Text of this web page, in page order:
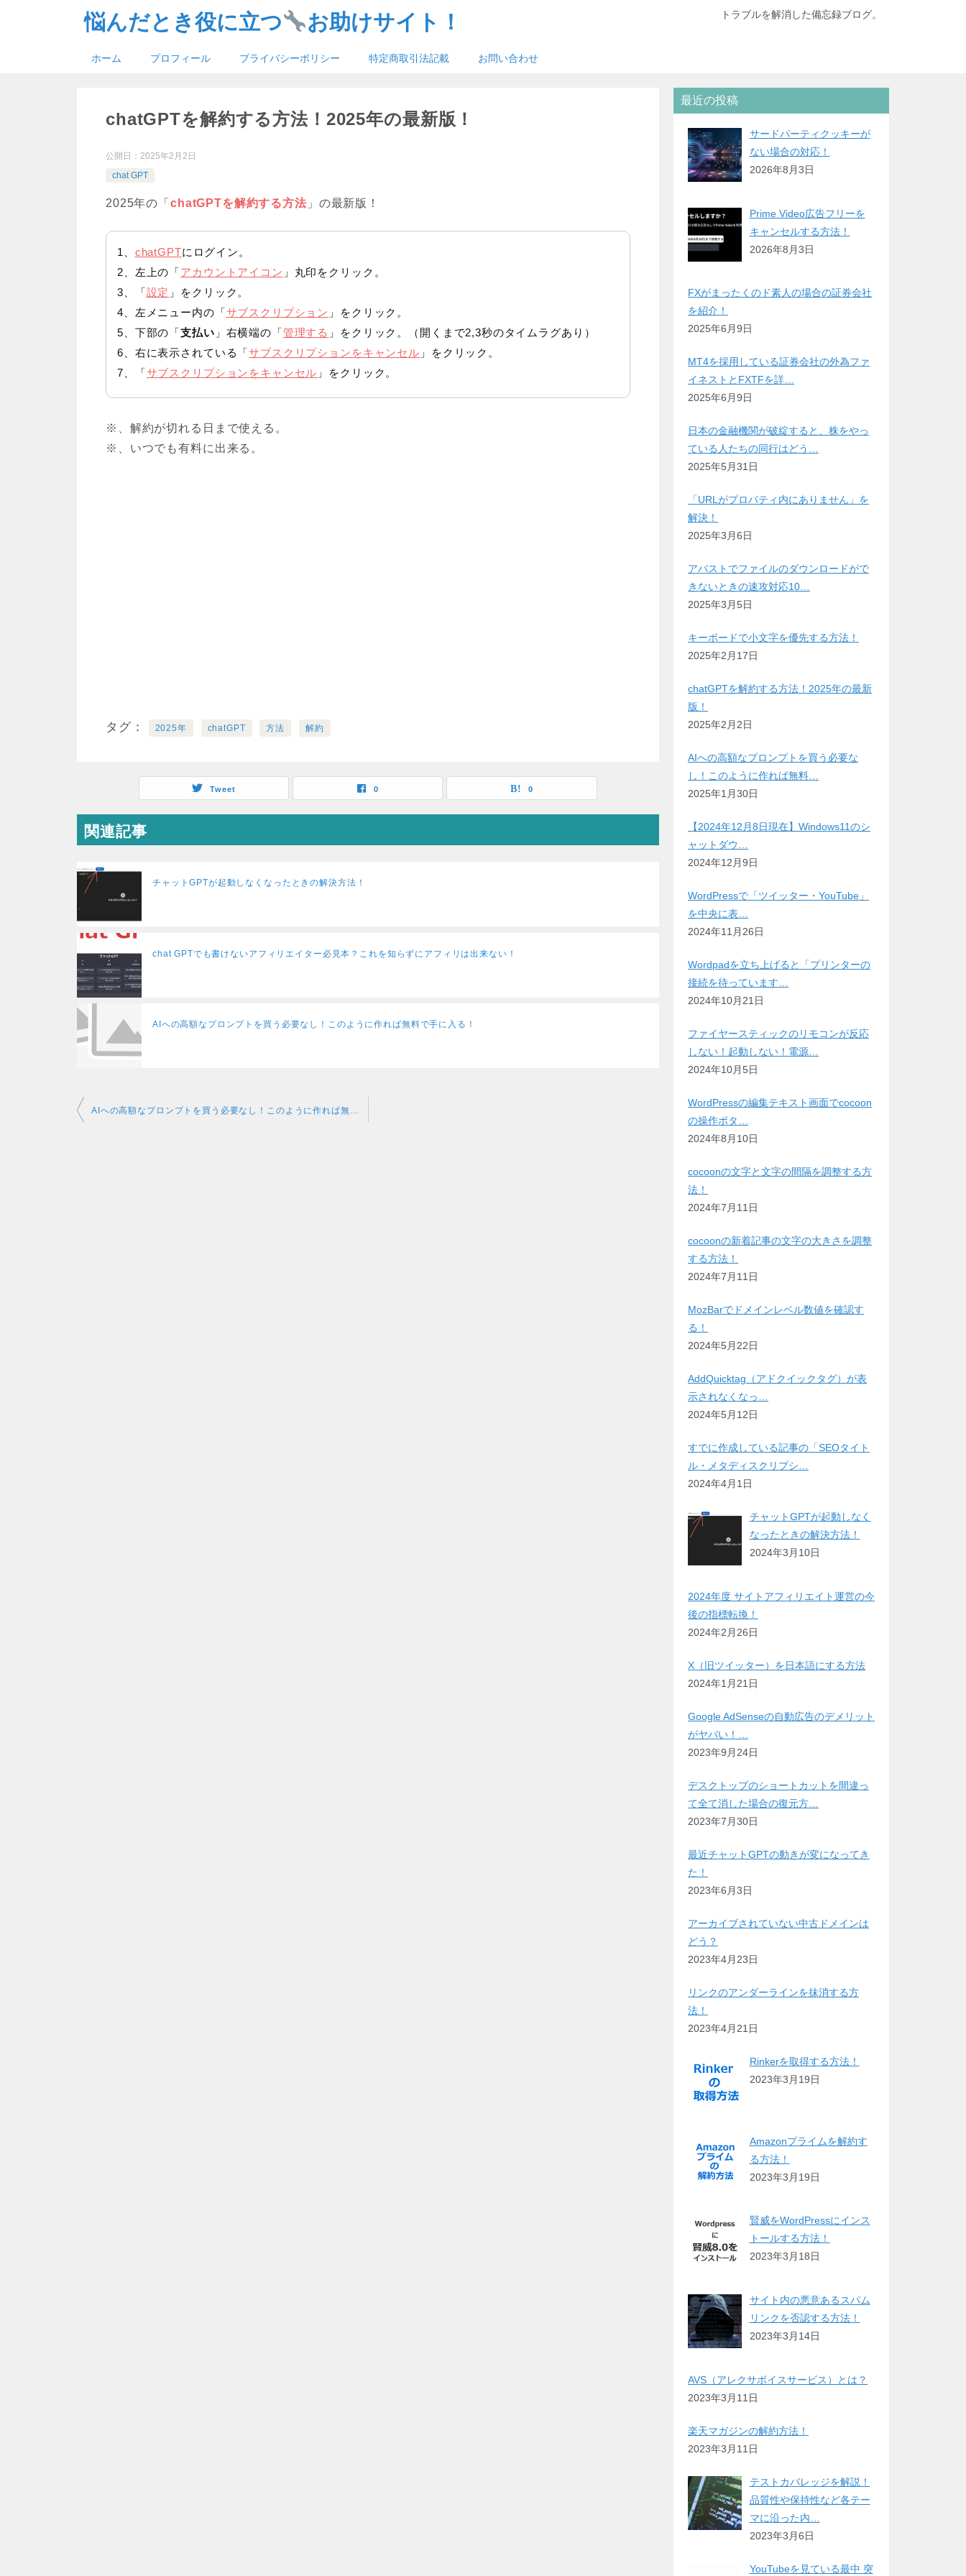
悩んだとき役に立つ お助けサイト！ トラブルを解消した備忘録ブログ。
ホーム プロフィール プライバシーポリシー 特定商取引法記載 お問い合わせ
chatGPTを解約する方法！2025年の最新版！
公開日： 2025年2月2日
chat GPT
2025年の「 chatGPTを解約する方法 」の最新版！
1、 chatGPTにログイン。
2、左上の「 アカウントアイコン 」丸印をクリック。
3、「 設定 」をクリック。
4、左メニュー内の「 サブスクリプション 」をクリック。
5、下部の「支払い 」右横端の「 管理する 」をクリック。（開くまで2,3秒のタイムラグあり）
6、右に表示されている「サブスクリプションをキャンセル 」をクリック。
7、「 サブスクリプションをキャンセル 」をクリック。
※、解約が切れる日まで使える。
※、いつでも有料に出来る。
タグ 2025年 chatGPT 方法 解約
Tweet 0 0
関連記事
チャットGPTが起動しなくなったときの解決方法！
chat GPTでも書けないアフィリエイター必見本？これを知らずにアフィリは出来ない！
AIへの高額なプロンプトを買う必要なし！このように作れば無料で手に入る！
投
稿
AIへの高額なプロンプトを買う必要なし！このように作れば無料で手に入る！
最近の投稿
サードパーティクッキーが
ない場合の対応！
2026年8月3日
Prime Video広告フリーを
キャンセルする方法！
2026年8月3日
FXがまったくのド素人の場合の証券会社
を紹介！
2025年6月9日
MT4を採用している証券会社の外為ファ
イネストとFXTFを詳…
2025年6月9日
日本の金融機関が破綻すると、株をやっ
ている人たちの同行はどう…
2025年5月31日
「URLがプロパティ内にありません」を
解決！
2025年3月6日
アバストでファイルのダウンロードがで
きないときの速攻対応10…
2025年3月5日
キーボードで小文字を優先する方法！
2025年2月17日
chatGPTを解約する方法！2025年の最新
版！
2025年2月2日
AIへの高額なプロンプトを買う必要な
し！このように作れば無料…
2025年1月30日
【2024年12月8日現在】Windows11のシ
ャットダウ…
2024年12月9日
WordPressで「ツイッター・YouTube」
を中央に表…
2024年11月26日
Wordpadを立ち上げると「プリンターの
接続を待っています…
2024年10月21日
ファイヤースティックのリモコンが反応
しない！起動しない！電源…
2024年10月5日
WordPressの編集テキスト画面でcocoon
の操作ボタ…
2024年8月10日
cocoonの文字と文字の間隔を調整する方
法！
2024年7月11日
cocoonの新着記事の文字の大きさを調整
する方法！
2024年7月11日
MozBarでドメインレベル数値を確認す
る！
2024年5月22日
AddQuicktag（アドクイックタグ）が表
示されなくなっ…
2024年5月12日
すでに作成している記事の「SEOタイト
ル・メタディスクリプシ…
2024年4月1日
チャットGPTが起動しなく
なったときの解決方法！
2024年3月10日
2024年度 サイトアフィリエイト運営の今
後の指標転換！
2024年2月26日
X（旧ツイッター）を日本語にする方法
2024年1月21日
Google AdSenseの自動広告のデメリット
がヤバい！…
2023年9月24日
デスクトップのショートカットを間違っ
て全て消した場合の復元方…
2023年7月30日
最近チャットGPTの動きが変になってき
た！
2023年6月3日
アーカイブされていない中古ドメインは
どう？
2023年4月23日
リンクのアンダーラインを抹消する方
法！
2023年4月21日
Rinkerを取得する方法！
2023年3月19日
Amazonプライムを解約す
る方法！
2023年3月19日
賢威をWordPressにインス
トールする方法！
2023年3月18日
サイト内の悪意あるスパム
リンクを否認する方法！
2023年3月14日
AVS（アレクサボイスサービス）とは？
2023年3月11日
楽天マガジンの解約方法！
2023年3月11日
テストカバレッジを解説！
品質性や保持性など各テー
マに沿った内…
2023年3月6日
YouTubeを見ている最中 突